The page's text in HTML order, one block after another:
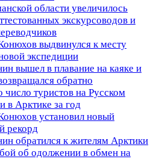
области увеличилось
экскурсоводов и
выдвинулся к месту
экспедиции
вышел в плавание на каяке и
обратно
число туристов на Русском
в Арктике за год
установил новый
рекорд
обратился к жителям Арктики
об одолжении в обмен на